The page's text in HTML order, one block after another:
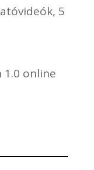
5
1.0 online